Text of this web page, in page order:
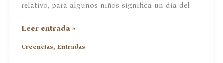
relativo, para algunos niños significa un día del
El
significado
Leer entrada »
Creencias,Entradas